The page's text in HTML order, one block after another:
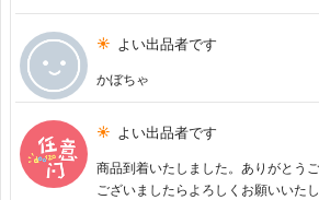
よい出品者です
かぼちゃ
よい出品者です
商品到着いたしました。ありがとう
ございましたらよろしくお願いいた